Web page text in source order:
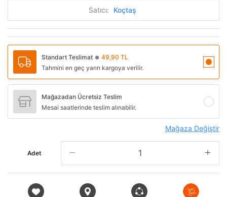
Satıcı: Koçtaş
Standart Teslimat ● 49,90 TL
Tahmini en geç yarın kargoya verilir.
Mağazadan Ücretsiz Teslim
Mesai saatlerinde teslim alınabilir.
Mağaza Değiştir
Adet